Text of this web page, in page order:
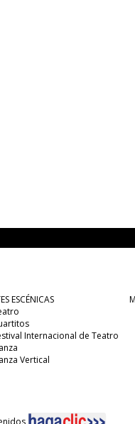
ESCÉNICAS
Internacional de Teatro
Vertical